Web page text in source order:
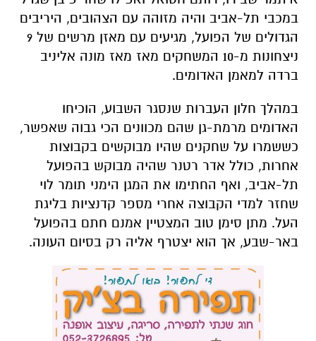
במכבי תל-אביב והיה מזוהה עם הצהובים, היריבים
הגדולים של הפועל, מגיעים עם מאזן מרשים של 9
ניצחונות מ-10 המשחקים מאז מאז מונה אליניב
ברדה למאמן האדומים.
במהלך חלון העברות שנסגר השבוע, הוכיחו
האדומים מרמת-גן שהם מכוונים הכי גבוה שאפשר,
כששמרו על שחקנים שהיו מבוקשים בקבוצות
אחרות, כולל אדר רטנר שהיה מבוקש בהפועל
תל-אביב, ואף החתימו את המגן הימני תומר לוי
שחזר למדי הקבוצה אחרי מספר קדנציות בליגת
העל. מתן סימן טוב המצטיין אמנם חתם בהפועל
באר-שבע, אך הוא יצטרף אליה רק בסיום העונה.